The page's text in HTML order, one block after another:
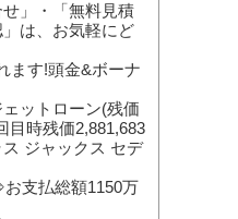
」・「無料見積
は、お気軽にど
ます!頭金&ボーナ
ットローン(残価
目時残価2,881,683
ジャックス セデ
支払総額1150万